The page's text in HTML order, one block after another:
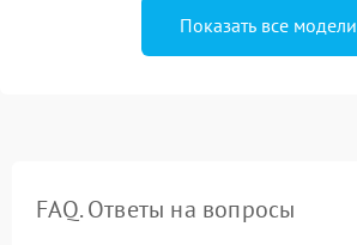
Показать все модели
FAQ. Ответы на вопросы